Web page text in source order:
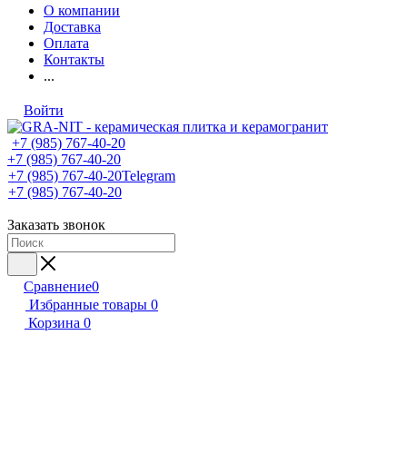
О компании
Доставка
Оплата
Контакты
...
Войти
+7 (985) 767-40-20
+7 (985) 767-40-20
+7 (985) 767-40-20Telegram
+7 (985) 767-40-20
Заказать звонок
Сравнение0
Избранные товары 0
Корзина 0